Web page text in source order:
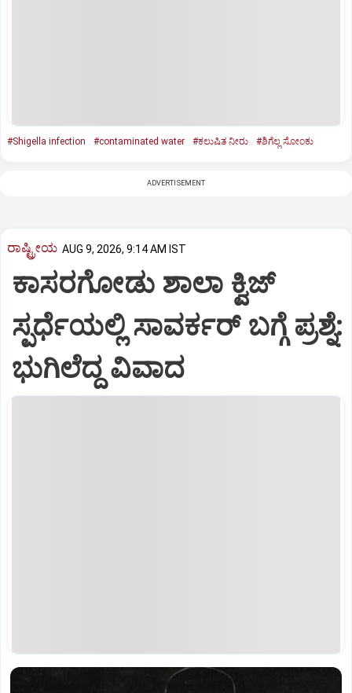
#Shigella infection #contaminated water #ಕಲುಷಿತ ನೀರು #ಶಿಗೆಲ್ಲ ಸೋಂಕು
ADVERTISEMENT
ರಾಷ್ಟ್ರೀಯ AUG 9, 2026, 9:14 AM IST
ಕಾಸರಗೋಡು ಶಾಲಾ ಕ್ವಿಜ್‌
ಸ್ಪರ್ಧೆಯಲ್ಲಿ ಸಾವರ್ಕರ್‌ ಬಗ್ಗೆ ಪ್ರಶ್ನೆ:
ಭುಗಿಲೆದ್ದ ವಿವಾದ